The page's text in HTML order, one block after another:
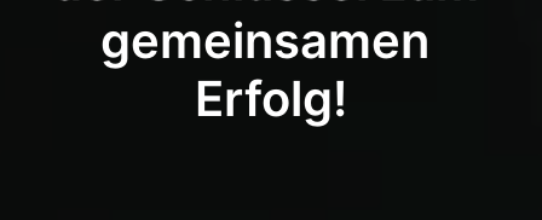
gemeinsamen
Erfolg!